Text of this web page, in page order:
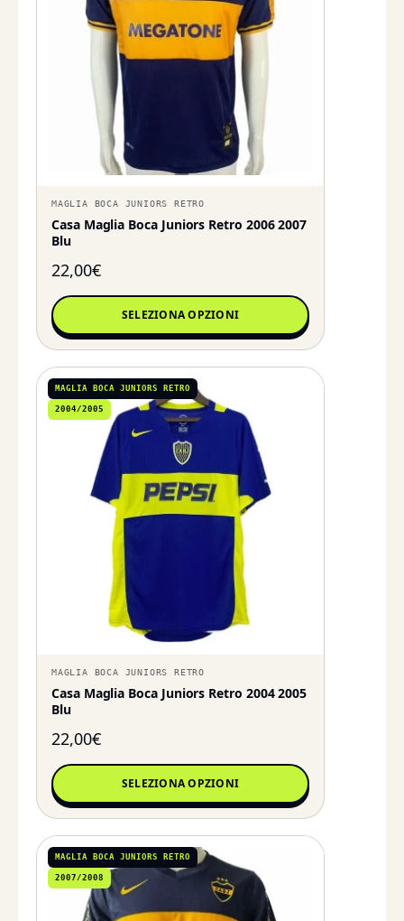
MAGLIA BOCA JUNIORS RETRO
Casa Maglia Boca Juniors Retro 2006 2007
Blu
22,00€
SELEZIONA OPZIONI
MAGLIA BOCA JUNIORS RETRO
2004/2005
MAGLIA BOCA JUNIORS RETRO
Casa Maglia Boca Juniors Retro 2004 2005
Blu
22,00€
SELEZIONA OPZIONI
MAGLIA BOCA JUNIORS RETRO
2007/2008